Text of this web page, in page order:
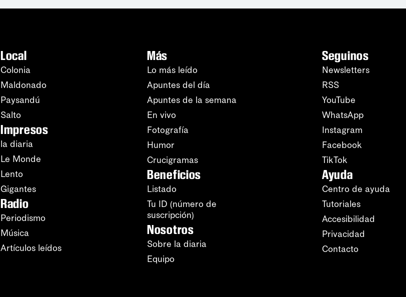
Local
Colonia
Maldonado
Paysandú
Salto
Impresos
la diaria
Le Monde
Lento
Gigantes
Radio
Periodismo
Música
Artículos leídos
Más
Lo más leído
Apuntes del día
Apuntes de la semana
En vivo
Fotografía
Humor
Crucigramas
Beneficios
Listado
Tu ID (número de
suscripción)
Nosotros
Sobre la diaria
Equipo
Seguinos
Newsletters
RSS
YouTube
WhatsApp
Instagram
Facebook
TikTok
Ayuda
Centro de ayuda
Tutoriales
Accesibilidad
Privacidad
Contacto